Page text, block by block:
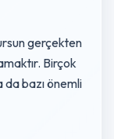
gerçekten
Birçok
bazı önemli